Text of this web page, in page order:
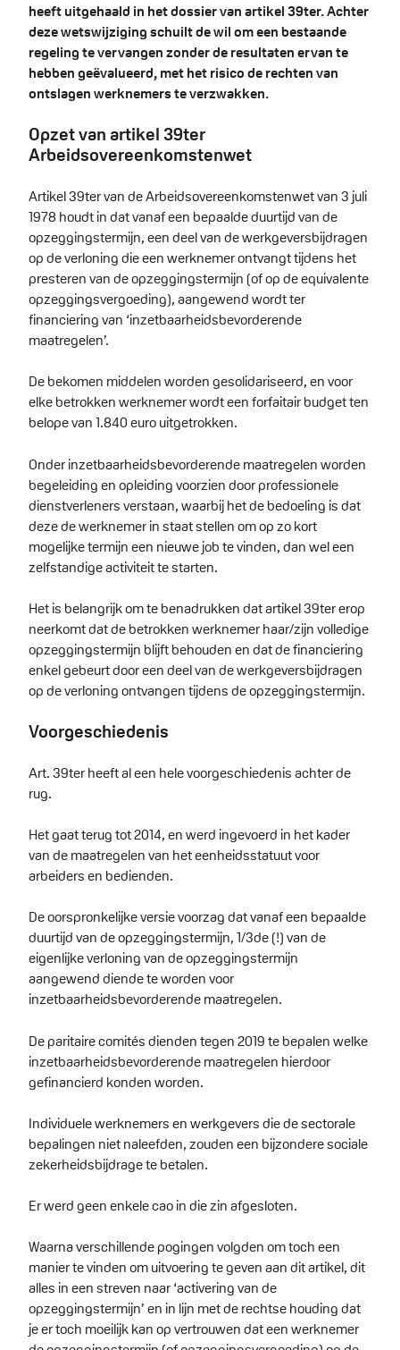
heeft uitgehaald in het dossier van artikel 39ter. Achter
deze wetswijziging schuilt de wil om een bestaande
regeling te vervangen zonder de resultaten ervan te
hebben geëvalueerd, met het risico de rechten van
ontslagen werknemers te verzwakken.
Opzet van artikel 39ter
Arbeidsovereenkomstenwet
Artikel 39ter van de Arbeidsovereenkomstenwet van 3 juli
1978 houdt in dat vanaf een bepaalde duurtijd van de
opzeggingstermijn, een deel van de werkgeversbijdragen
op de verloning die een werknemer ontvangt tijdens het
presteren van de opzeggingstermijn (of op de equivalente
opzeggingsvergoeding), aangewend wordt ter
financiering van ‘inzetbaarheidsbevorderende
maatregelen’.
De bekomen middelen worden gesolidariseerd, en voor
elke betrokken werknemer wordt een forfaitair budget ten
belope van 1.840 euro uitgetrokken.
Onder inzetbaarheidsbevorderende maatregelen worden
begeleiding en opleiding voorzien door professionele
dienstverleners verstaan, waarbij het de bedoeling is dat
deze de werknemer in staat stellen om op zo kort
mogelijke termijn een nieuwe job te vinden, dan wel een
zelfstandige activiteit te starten.
Het is belangrijk om te benadrukken dat artikel 39ter erop
neerkomt dat de betrokken werknemer haar/zijn volledige
opzeggingstermijn blijft behouden en dat de financiering
enkel gebeurt door een deel van de werkgeversbijdragen
op de verloning ontvangen tijdens de opzeggingstermijn.
Voorgeschiedenis
Art. 39ter heeft al een hele voorgeschiedenis achter de
rug.
Het gaat terug tot 2014, en werd ingevoerd in het kader
van de maatregelen van het eenheidsstatuut voor
arbeiders en bedienden.
De oorspronkelijke versie voorzag dat vanaf een bepaalde
duurtijd van de opzeggingstermijn, 1/3de (!) van de
eigenlijke verloning van de opzeggingstermijn
aangewend diende te worden voor
inzetbaarheidsbevorderende maatregelen.
De paritaire comités dienden tegen 2019 te bepalen welke
inzetbaarheidsbevorderende maatregelen hierdoor
gefinancierd konden worden.
Individuele werknemers en werkgevers die de sectorale
bepalingen niet naleefden, zouden een bijzondere sociale
zekerheidsbijdrage te betalen.
Er werd geen enkele cao in die zin afgesloten.
Waarna verschillende pogingen volgden om toch een
manier te vinden om uitvoering te geven aan dit artikel, dit
alles in een streven naar ‘activering van de
opzeggingstermijn’ en in lijn met de rechtse houding dat
je er toch moeilijk kan op vertrouwen dat een werknemer